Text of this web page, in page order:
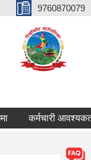
9760870079
कर्मचारी आवश्यकता